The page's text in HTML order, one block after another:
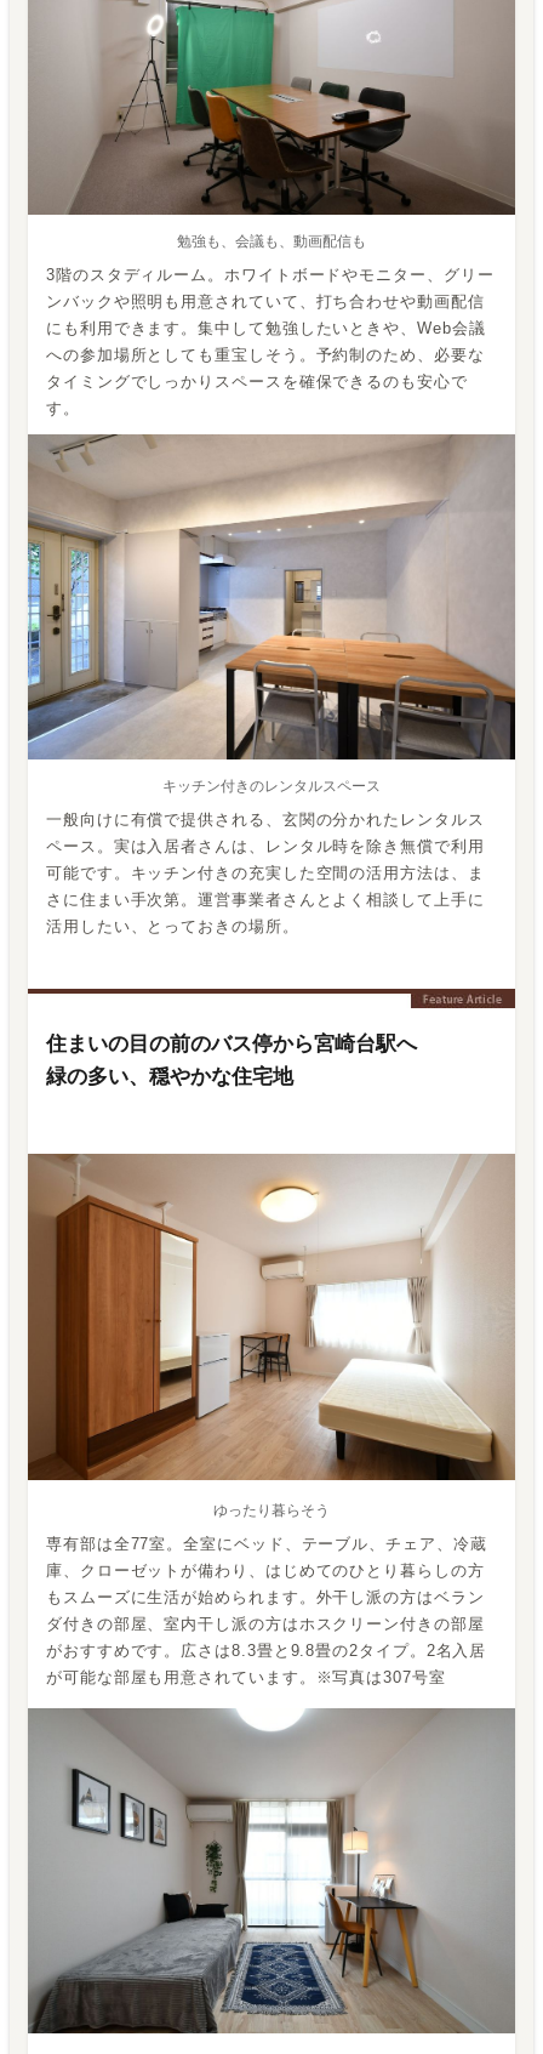
勉強も、会議も、動画配信も
3階のスタディルーム。ホワイトボードやモニター、グリー
ンバックや照明も用意されていて、打ち合わせや動画配信
にも利用できます。集中して勉強したいときや、Web会議
への参加場所としても重宝しそう。予約制のため、必要な
タイミングでしっかりスペースを確保できるのも安心で
す。
キッチン付きのレンタルスペース
一般向けに有償で提供される、玄関の分かれたレンタルス
ペース。実は入居者さんは、レンタル時を除き無償で利用
可能です。キッチン付きの充実した空間の活用方法は、ま
さに住まい手次第。運営事業者さんとよく相談して上手に
活用したい、とっておきの場所。
住まいの目の前のバス停から宮崎台駅へ
緑の多い、穏やかな住宅地
ゆったり暮らそう
専有部は全77室。全室にベッド、テーブル、チェア、冷蔵
庫、クローゼットが備わり、はじめてのひとり暮らしの方
もスムーズに生活が始められます。外干し派の方はベラン
ダ付きの部屋、室内干し派の方はホスクリーン付きの部屋
がおすすめです。広さは8.3畳と9.8畳の2タイプ。2名入居
が可能な部屋も用意されています。※写真は307号室